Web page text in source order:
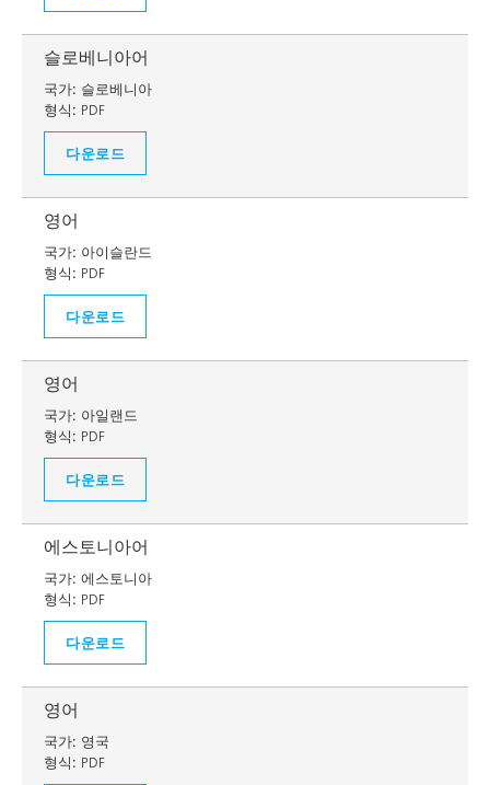
슬로베니아어
국가: 슬로베니아
형식: PDF
다운로드
영어
국가: 아이슬란드
형식: PDF
다운로드
영어
국가: 아일랜드
형식: PDF
다운로드
에스토니아어
국가: 에스토니아
형식: PDF
다운로드
영어
국가: 영국
형식: PDF